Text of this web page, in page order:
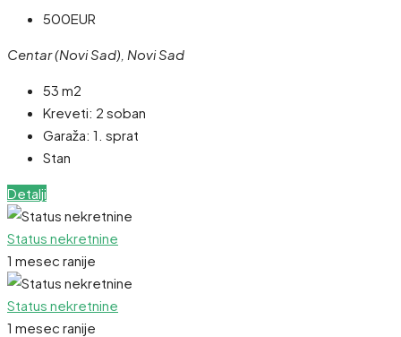
500EUR
Centar (Novi Sad), Novi Sad
53 m2
Kreveti: 2 soban
Garaža: 1. sprat
Stan
Detalji
Status nekretnine
1 mesec ranije
Status nekretnine
1 mesec ranije